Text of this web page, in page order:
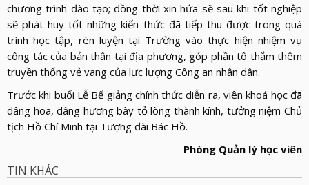
chương trình đào tạo; đồng thời xin hứa sẽ sau khi tốt nghiệp
sẽ phát huy tốt những kiến thức đã tiếp thu được trong quá
trình học tập, rèn luyện tại Trường vào thực hiện nhiệm vụ
công tác của bản thân tại địa phương, góp phần tô thắm thêm
truyền thống vẻ vang của lực lượng Công an nhân dân.
Trước khi buổi L ễ Bế giảng chính thức diễn ra, viên khoá học đã
dâng hoa, dâng hương bày tỏ lòng thành kính, tưởng niệm Chủ
tịch Hồ Chí Minh tại Tượng đài Bác Hồ.
Phòng Quản lý học viên
TIN KHÁC